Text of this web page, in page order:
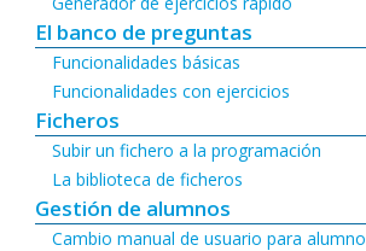
El banco de preguntas
Funcionalidades básicas
Funcionalidades con ejercicios
Ficheros
Subir un fichero a la programación
La biblioteca de ficheros
Gestión de alumnos
Cambio manual de usuario para alumno